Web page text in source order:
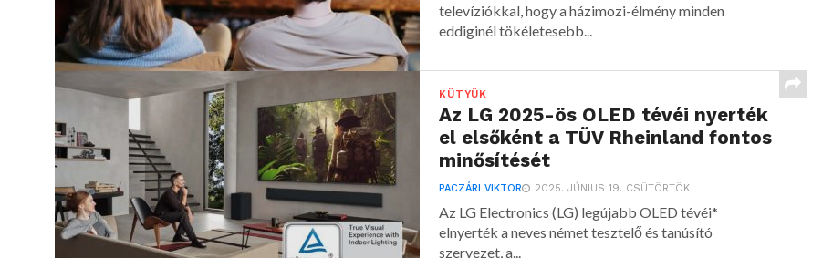
televíziókkal, hogy a házimozi-élmény minden
eddiginél tökéletesebb...
KÜTYÜK
Az LG 2025-ös OLED tévéi nyerték
el elsőként a TÜV Rheinland fontos
minősítését
PACZÁRI VIKTOR 2025. JÚNIUS 19. CSÜTÖRTÖK
Az LG Electronics (LG) legújabb OLED tévéi*
elnyerték a neves német tesztelő és tanúsító
szervezet, a...